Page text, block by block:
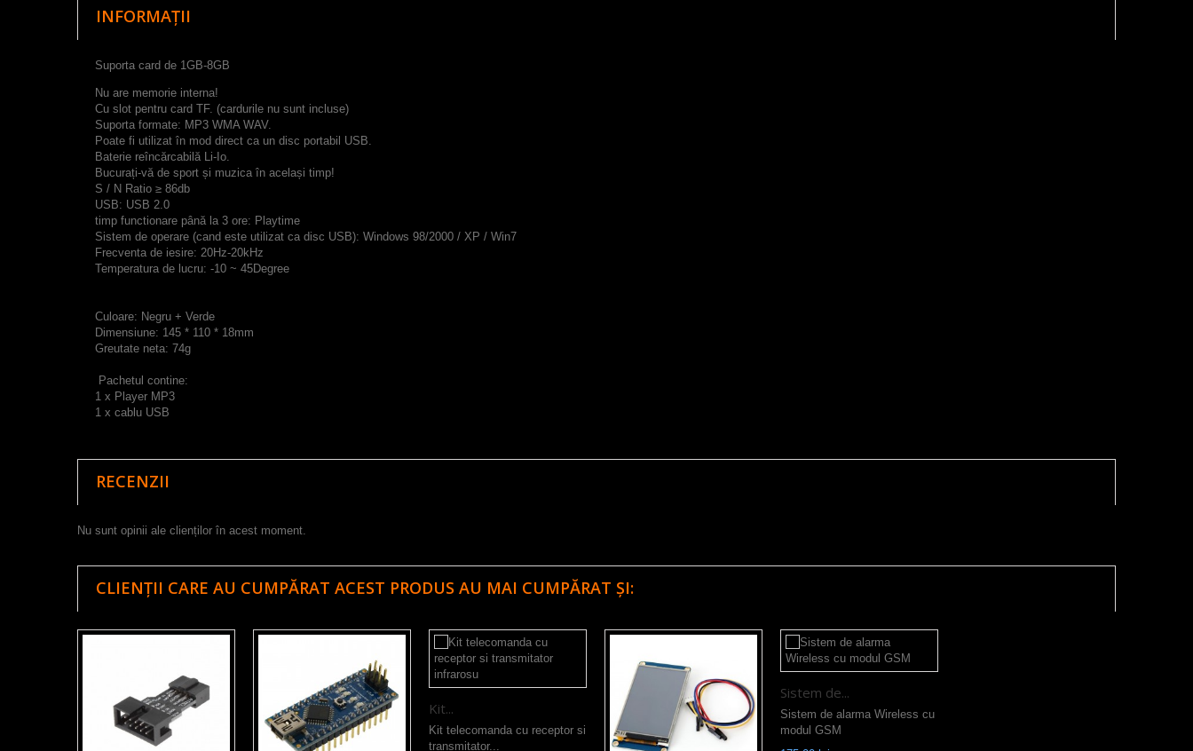
INFORMAȚII
Suporta card de 1GB-8GB
Nu are memorie interna!
Cu slot pentru card TF. (cardurile nu sunt incluse)
Suporta formate: MP3 WMA WAV.
Poate fi utilizat în mod direct ca un disc portabil USB.
Baterie reîncărcabilă Li- Io.
Bucurați-vă de sport și muzica în același timp!
S / N Ratio ≥ 86db
USB: USB 2.0
timp functionare până la 3 ore: Playtime
Sistem de operare (cand este utilizat ca disc USB): Windows 98/2000 / XP / Win7
Frecventa de iesire: 20Hz-20kHz
Temperatura de lucru: -10 ~ 45Degree
Culoare: Negru + Verde
Dimensiune: 145 * 110 * 18mm
Greutate neta: 74g
Pachetul contine:
1 x Player MP3
1 x cablu USB
RECENZII
Nu sunt opinii ale clienților în acest moment.
CLIENȚII CARE AU CUMPĂRAT ACEST PRODUS AU MAI CUMPĂRAT ȘI:
Kit...
Kit telecomanda cu receptor si
transmitator...
Sistem de...
Sistem de alarma Wireless cu
modul GSM